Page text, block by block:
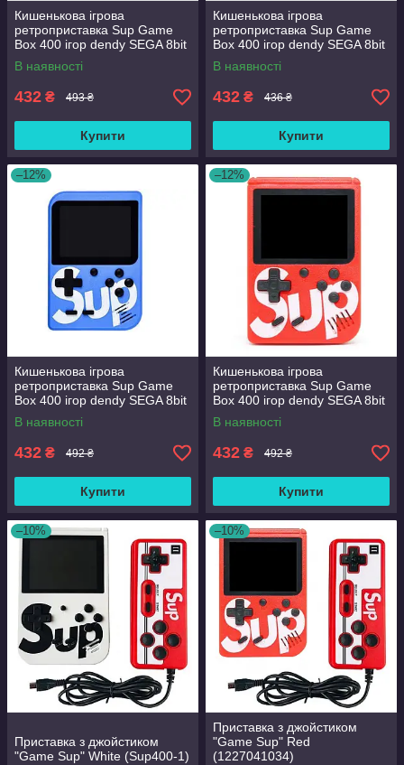
Кишенькова ігрова
ретроприставка Sup Game
Box 400 ігор dendy SEGA 8bit
чорна (1828781456)
В наявності
432 ₴ 493 ₴
Купити
Кишенькова ігрова
ретроприставка Sup Game
Box 400 ігор dendy SEGA 8bit
біла (1829343338)
В наявності
432 ₴ 436 ₴
Купити
–12%
Кишенькова ігрова
ретроприставка Sup Game
Box 400 ігор dendy SEGA 8bit
синя (1829425682)
В наявності
432 ₴ 492 ₴
Купити
–12%
Кишенькова ігрова
ретроприставка Sup Game
Box 400 ігор dendy SEGA 8bit
червона (1829455458)
В наявності
432 ₴ 492 ₴
Купити
–10%
Приставка з джойстиком
"Game Sup" White (Sup400-1)
–10%
Приставка з джойстиком
"Game Sup" Red
(1227041034)